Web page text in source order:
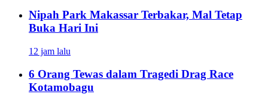
Nipah Park Makassar Terbakar, Mal Tetap
Buka Hari Ini
12 jam lalu
6 Orang Tewas dalam Tragedi Drag Race
Kotamobagu